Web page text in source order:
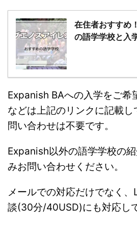
在住者おすすめ
の語学学校と入
Expanish BAへの入学をご希
などは上記のリンクに記載
問い合わせは不要です。
Expanish以外の語学学校の
みお問い合わせください。
メールでの対応だけでなく、
談(30分/40USD)にも対応し